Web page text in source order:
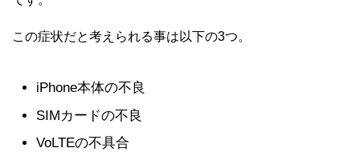
この症状だと考えられる事は以下の3つ。
iPhone本体の不良
SIMカードの不良
VoLTEの不具合